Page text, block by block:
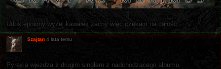
Udostępniony wyżej kawałek zacny więc czekam na całość
Szajtan 4 lata temu
Pyrexia wjeżdża z drugim singlem z nadchodzącego albumu.